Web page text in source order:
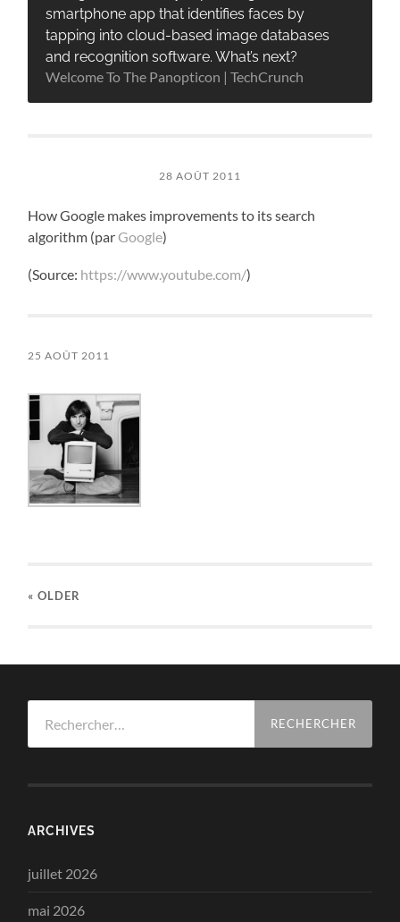
smartphone app that identifies faces by
tapping into cloud-based image databases
and recognition software. What’s next?
Welcome To The Panopticon | TechCrunch
28 AOÛT 2011
How Google makes improvements to its search
algorithm (parGoogle)
(Source: https://www.youtube.com/)
25 AOÛT 2011
« OLDER
ARCHIVES
juillet 2026
mai 2026